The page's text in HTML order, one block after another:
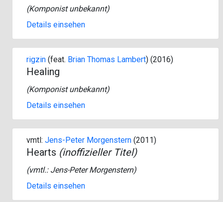
(Komponist unbekannt)
Details einsehen
rigzin (feat. Brian Thomas Lambert) (2016)
Healing
(Komponist unbekannt)
Details einsehen
vmtl: Jens-Peter Morgenstern (2011)
Hearts (inoffizieller Titel)
(vmtl.: Jens-Peter Morgenstern)
Details einsehen